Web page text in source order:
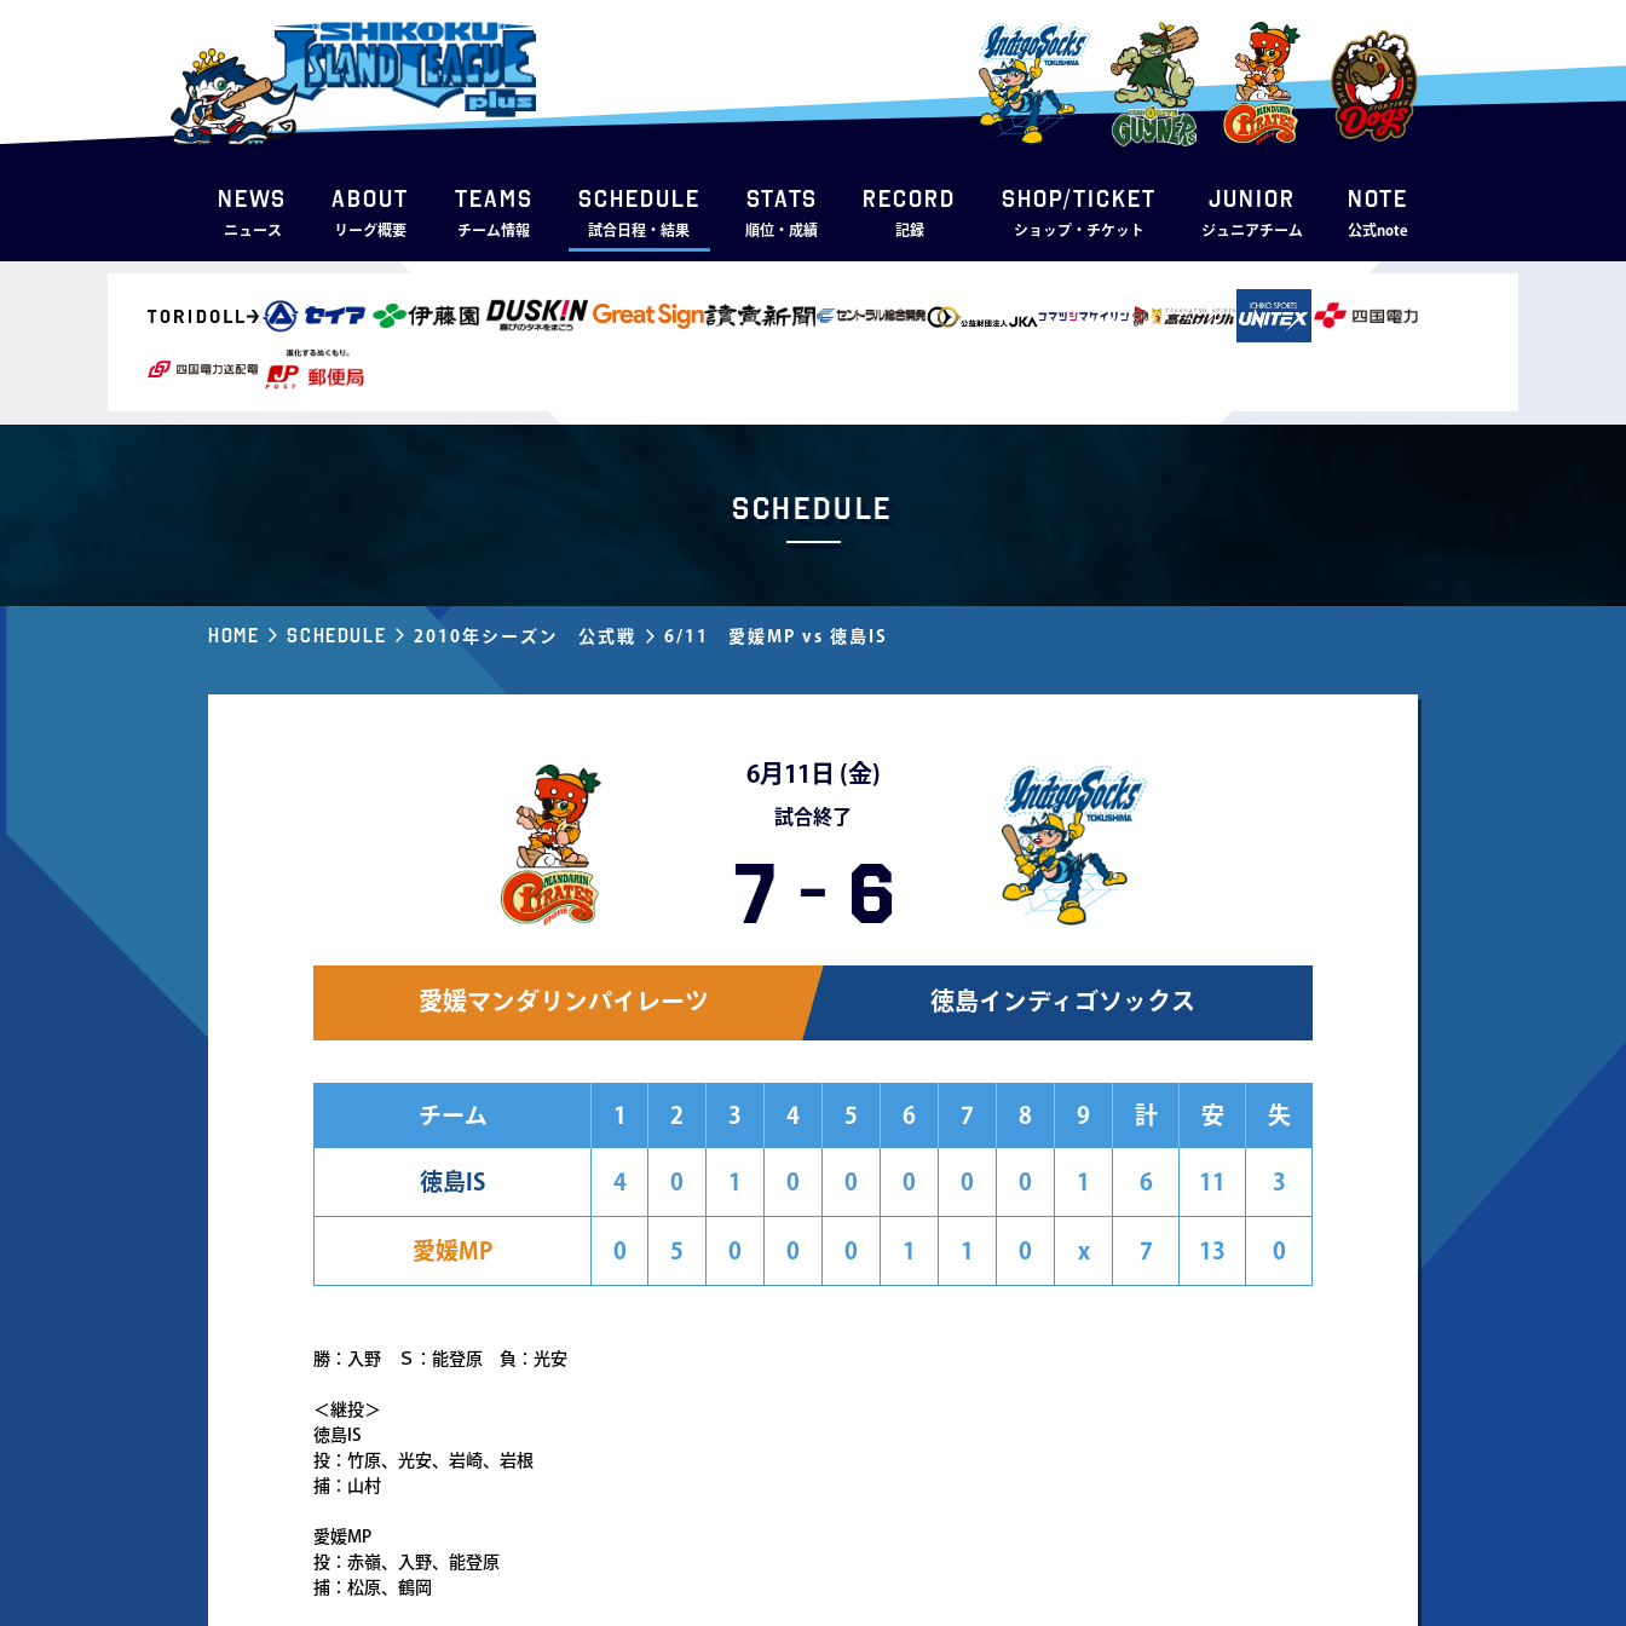
NEWS
ニュース
ABOUT
リーグ概要
TEAMS
チーム情報
SCHEDULE
試合日程・結果
STATS
順位・成績
RECORD
記録
SHOP/TICKET
ショップ・チケット
JUNIOR
ジュニアチーム
note
公式note
Schedule
Home Schedule 2010年シーズン 公式戦 6/11 愛媛MP vs 徳島IS
6月11日 (金)
試合終了
7 - 6
愛媛マンダリンパイレーツ 徳島インディゴソックス
チーム 1 2 3 4 5 6 7 8 9 計 安 失
徳島IS 4 0 1 0 0 0 0 0 1 6 11 3
愛媛MP 0 5 0 0 0 1 1 0 x 7 13 0
勝：入野 Ｓ：能登原 負：光安
＜継投＞
徳島IS
投：竹原、光安、岩崎、岩根
捕：山村
愛媛MP
投：赤嶺、入野、能登原
捕：松原、鶴岡